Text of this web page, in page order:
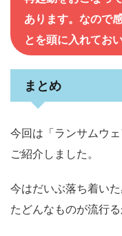
あります。なので
とを頭に入れてお
まとめ
今回は「ランサムウ
ご紹介しました。
今はだいぶ落ち着い
たどんなものが流行る